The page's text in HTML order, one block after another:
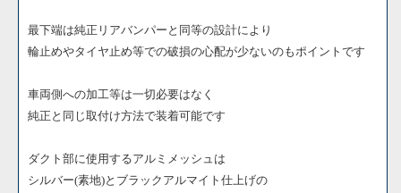
最下端は純正リアバンパーと同等の設計により
輪止めやタイヤ止め等での破損の心配が少ないのもポイントです
車両側への加工等は一切必要はなく
純正と同じ取付け方法で装着可能です
ダクト部に使用するアルミメッシュは
シルバー(素地)とブラックアルマイト仕上げの